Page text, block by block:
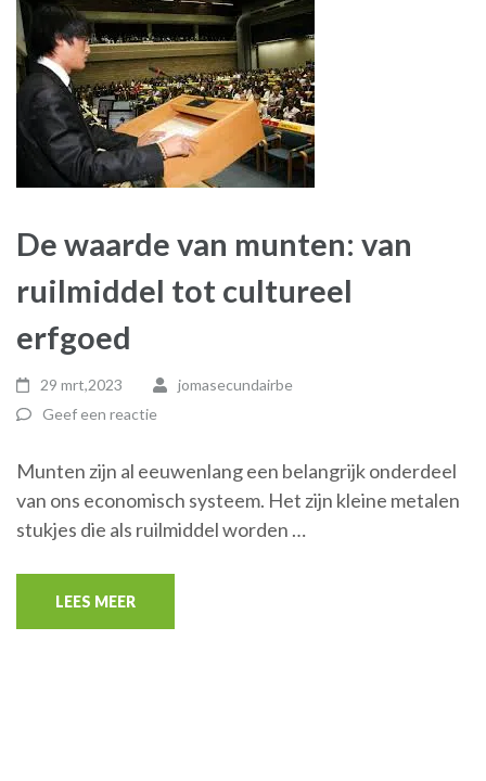
De waarde van munten: van
ruilmiddel tot cultureel
erfgoed
29 mrt,2023
jomasecundairbe
Geef een reactie
Munten zijn al eeuwenlang een belangrijk onderdeel
van ons economisch systeem. Het zijn kleine metalen
stukjes die als ruilmiddel worden …
LEES MEER